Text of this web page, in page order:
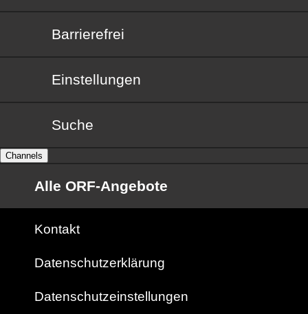
Barrierefrei
Barrierefrei
Einstellungen
Suche
Channels
Alle ORF-Angebote
Kontakt
Datenschutzerklärung
Datenschutzeinstellungen